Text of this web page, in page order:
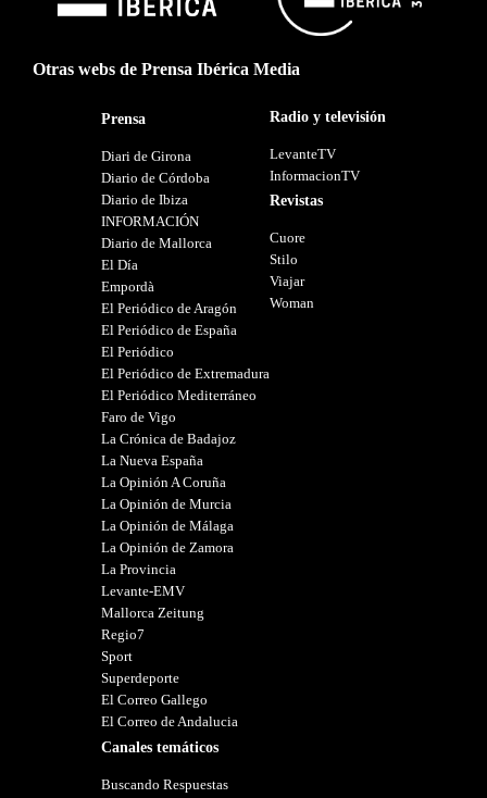
Otras webs de Prensa Ibérica Media
Prensa
Diari de Girona
Diario de Córdoba
Diario de Ibiza
INFORMACIÓN
Diario de Mallorca
El Día
Empordà
El Periódico de Aragón
El Periódico de España
El Periódico
El Periódico de Extremadura
El Periódico Mediterráneo
Faro de Vigo
La Crónica de Badajoz
La Nueva España
La Opinión A Coruña
La Opinión de Murcia
La Opinión de Málaga
La Opinión de Zamora
La Provincia
Levante-EMV
Mallorca Zeitung
Regio7
Sport
Superdeporte
El Correo Gallego
El Correo de Andalucia
Canales temáticos
Buscando Respuestas
Radio y televisión
LevanteTV
InformacionTV
Revistas
Cuore
Stilo
Viajar
Woman